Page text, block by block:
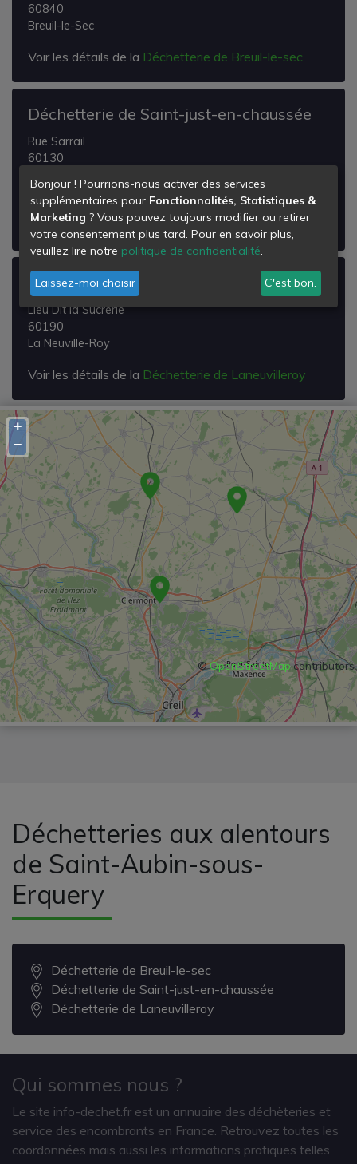
60840
Breuil-le-Sec
Voir les détails de la Déchetterie de Breuil-le-sec
Déchetterie de Saint-just-en-chaussée
Rue Sarrail
60130
Voir les détails de laDéchetterie de Saint-just-en-
chaussée
Déchetterie de Laneuvilleroy
Lieu Dit la Sucrerie
60190
La Neuville-Roy
Voir les détails de la Déchetterie de Laneuvilleroy
+
−
©OpenStreetMapcontributors
Déchetteries aux alentours
de Saint-Aubin-sous-
Erquery
Déchetterie de Breuil-le-sec
Déchetterie de Saint-just-en-chaussée
Déchetterie de Laneuvilleroy
Qui sommes nous ?
Le site info-dechet.fr est un annuaire des déchèteries et
service des encombrants en France. Retrouvez toutes les
coordonnées mais aussi les informations pratiques telles
Bonjour ! Pourrions-nous activer des services
supplémentaires pour Fonctionnalités, Statistiques &
Marketing ? Vous pouvez toujours modifier ou retirer
votre consentement plus tard. Pour en savoir plus,
veuillez lire notre politique de confidentialité.
Laissez-moi choisir C'est bon.